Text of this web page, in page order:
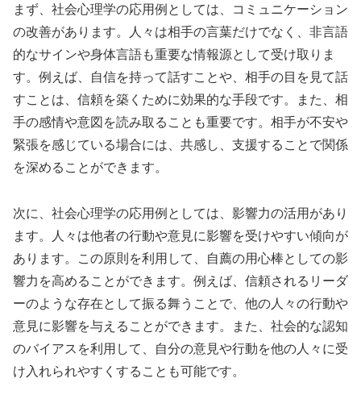
まず、社会心理学の応用例としては、コミュニケーション
の改善があります。人々は相手の言葉だけでなく、非言語
的なサインや身体言語も重要な情報源として受け取りま
す。例えば、自信を持って話すことや、相手の目を見て話
すことは、信頼を築くために効果的な手段です。また、相
手の感情や意図を読み取ることも重要です。相手が不安や
緊張を感じている場合には、共感し、支援することで関係
を深めることができます。
次に、社会心理学の応用例としては、影響力の活用があり
ます。人々は他者の行動や意見に影響を受けやすい傾向が
あります。この原則を利用して、自薦の用心棒としての影
響力を高めることができます。例えば、信頼されるリーダ
ーのような存在として振る舞うことで、他の人々の行動や
意見に影響を与えることができます。また、社会的な認知
のバイアスを利用して、自分の意見や行動を他の人々に受
け入れられやすくすることも可能です。